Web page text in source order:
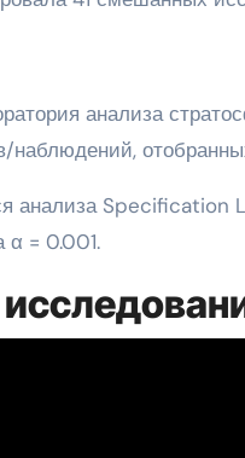
анализа
наблюдений,
анализа
α = 0.001.